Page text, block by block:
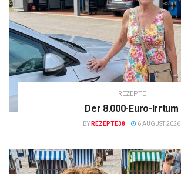
REZEPTE
Der 8.000-Euro-Irrtum
BY REZEPTE38 6 AUGUST 2026